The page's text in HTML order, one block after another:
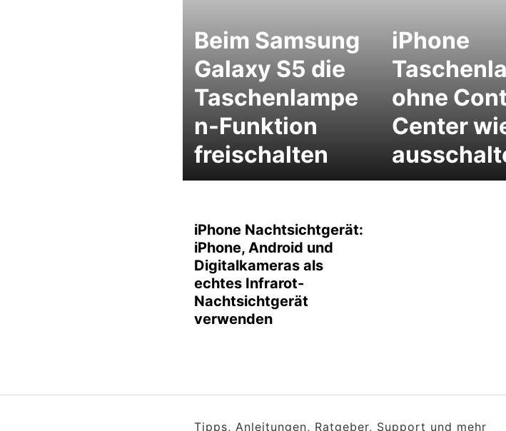
Beim Samsung
Galaxy S5 die
Taschenlampe
n-Funktion
freischalten
iPhone
ohne
Center
iPhone Nachtsichtgerät:
iPhone, Android und
Digitalkameras als
echtes Infrarot-
Nachtsichtgerät
verwenden
Tipps, Anleitungen, Ratgeber, Support und mehr